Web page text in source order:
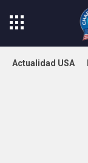
Actualidad USA